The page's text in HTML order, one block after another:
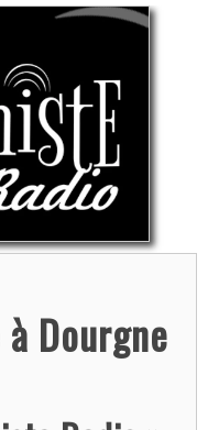
Dourgne